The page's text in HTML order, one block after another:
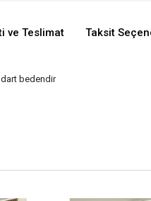
ve Teslimat Taksit
bedendir